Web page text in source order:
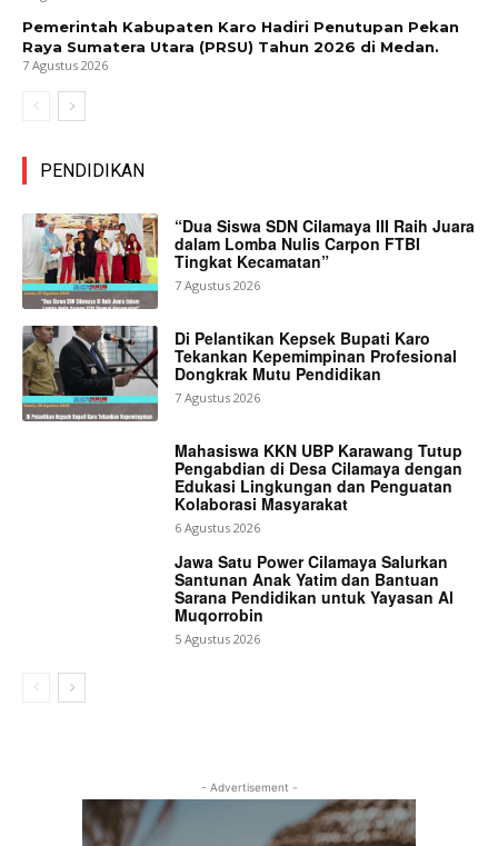
Pemerintah Kabupaten Karo Hadiri Penutupan Pekan
Raya Sumatera Utara (PRSU) Tahun 2026 di Medan.
7 Agustus 2026
PENDIDIKAN
“Dua Siswa SDN Cilamaya III Raih Juara
dalam Lomba Nulis Carpon FTBI
Tingkat Kecamatan”
7 Agustus 2026
Di Pelantikan Kepsek Bupati Karo
Tekankan Kepemimpinan Profesional
Dongkrak Mutu Pendidikan
7 Agustus 2026
Mahasiswa KKN UBP Karawang Tutup
Pengabdian di Desa Cilamaya dengan
Edukasi Lingkungan dan Penguatan
Kolaborasi Masyarakat
6 Agustus 2026
Jawa Satu Power Cilamaya Salurkan
Santunan Anak Yatim dan Bantuan
Sarana Pendidikan untuk Yayasan Al
Muqorrobin
5 Agustus 2026
- Advertisement -